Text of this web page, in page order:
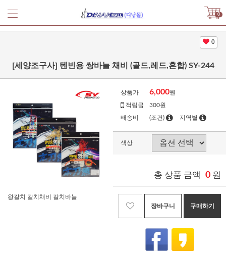
0
0
[세양조구사] 텐빈용 쌍바늘 채비 (골드,레드,혼합) SY-244
왕갈치 갈치채비 갈치바늘
상품가 6,000원
적립금 300원
배송비 (조건) 지역별
색상
총 상품 금액 0 원
장바구니 구매하기